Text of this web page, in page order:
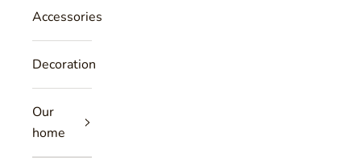
Accessories
Decoration
Our
home